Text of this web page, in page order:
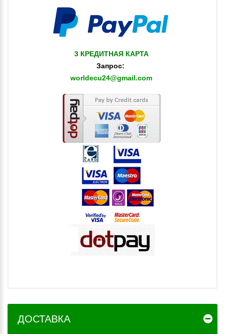
3 КРЕДИТНАЯ КАРТА
Запрос:
worldecu24@gmail.com
ДОСТАВКА